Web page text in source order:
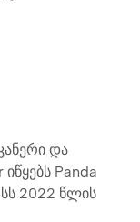
და
Panda
2022 წლის